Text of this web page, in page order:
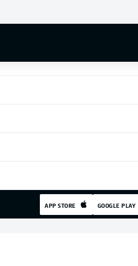
APP STORE GOOGLE PLAY